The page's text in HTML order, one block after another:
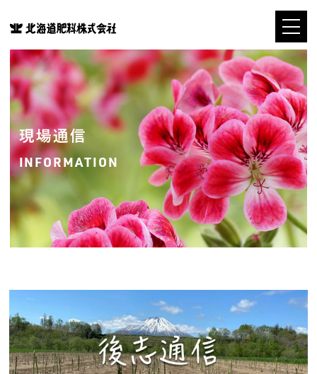
現場通信
INFORMATION